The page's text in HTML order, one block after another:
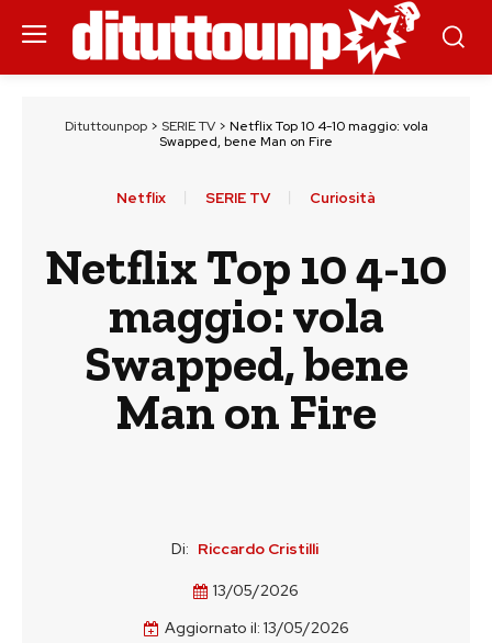
Dituttounpop> SERIE TV> Netflix Top 10 4-10 maggio: vola
Swapped, bene Man on Fire
Netflix SERIE TV Curiosità
Netflix Top 10 4-10
maggio: vola
Swapped, bene
Man on Fire
Di: Riccardo Cristilli
13/05/2026
Aggiornato il: 13/05/2026